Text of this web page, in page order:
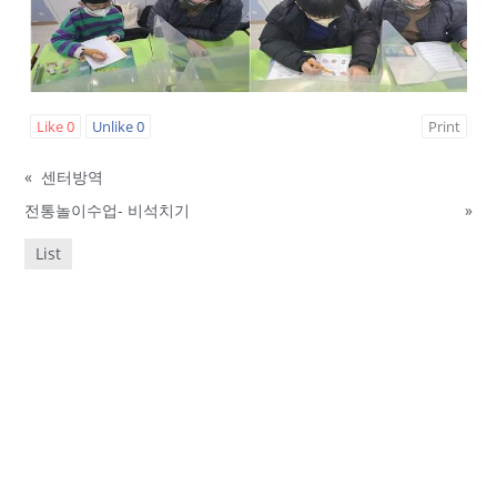
Like0 Unlike0 Print
« 센터방역
전통놀이수업- 비석치기
»
List